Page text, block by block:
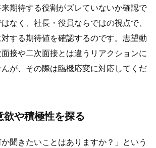
期待する役割がズレていないか確認で
なく、社長・役員ならではの視点で、
する期待値を確認するのです。志望動
接や二次面接とは違うリアクションに
が、その際は臨機応変に対応してくだ
欲や積極性を探る
聞きたいことはありますか？」という